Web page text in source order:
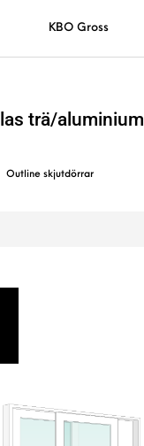
KBO Gross
trä/aluminium
Outline skjutdörrar